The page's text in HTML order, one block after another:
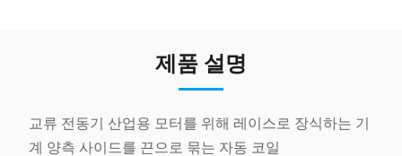
제품 설명
교류 전동기 산업용 모터를 위해 레이스로 장식하는 기
계 양측 사이드를 끈으로 묶는 자동 코일